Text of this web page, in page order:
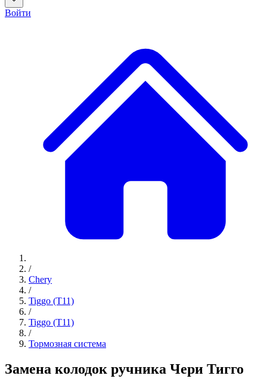
Войти
/
Chery
/
Tiggo (T11)
/
Tiggo (T11)
/
Тормозная система
Замена колодок ручника Чери Тигго